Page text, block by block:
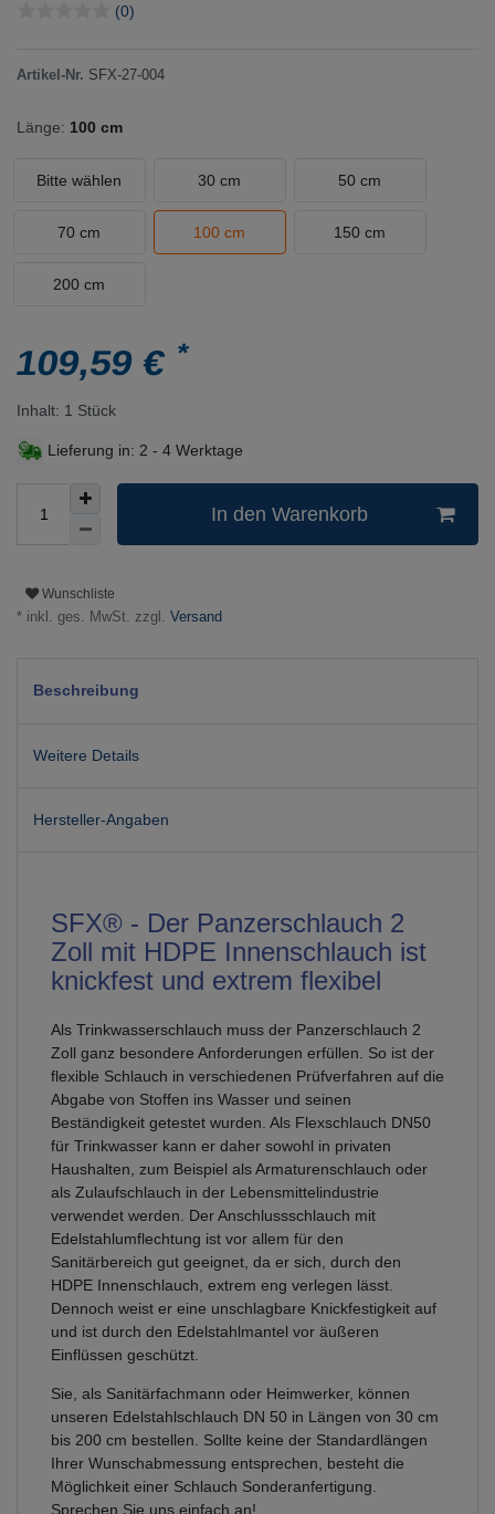
(0)
Artikel-Nr. SFX-27-004
Länge: 100 cm
Bitte wählen 30 cm 50 cm
70 cm 100 cm 150 cm
200 cm
109,59 €*
Inhalt: 1 Stück
Lieferung in: 2 - 4 Werktage
In den Warenkorb
Wunschliste
* inkl. ges. MwSt. zzgl. Versand
Beschreibung
Weitere Details
Hersteller-Angaben
SFX® - Der Panzerschlauch 2
Zoll mit HDPE Innenschlauch ist
knickfest und extrem flexibel
Als Trinkwasserschlauch muss der Panzerschlauch 2
Zoll ganz besondere Anforderungen erfüllen. So ist der
flexible Schlauch in verschiedenen Prüfverfahren auf die
Abgabe von Stoffen ins Wasser und seinen
Beständigkeit getestet wurden. Als Flexschlauch DN50
für Trinkwasser kann er daher sowohl in privaten
Haushalten, zum Beispiel als Armaturenschlauch oder
als Zulaufschlauch in der Lebensmittelindustrie
verwendet werden. Der Anschlussschlauch mit
Edelstahlumflechtung ist vor allem für den
Sanitärbereich gut geeignet, da er sich, durch den
HDPE Innenschlauch, extrem eng verlegen lässt.
Dennoch weist er eine unschlagbare Knickfestigkeit auf
und ist durch den Edelstahlmantel vor äußeren
Einflüssen geschützt.
Sie, als Sanitärfachmann oder Heimwerker, können
unseren Edelstahlschlauch DN 50 in Längen von 30 cm
bis 200 cm bestellen. Sollte keine der Standardlängen
Ihrer Wunschabmessung entsprechen, besteht die
Möglichkeit einer Schlauch Sonderanfertigung.
Sprechen Sie uns einfach an!